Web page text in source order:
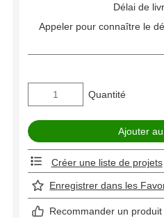
Délai de
Appeler pour connaître le
Quantité
Créer une liste de projets
Enregistrer dans les
Recommander un produit